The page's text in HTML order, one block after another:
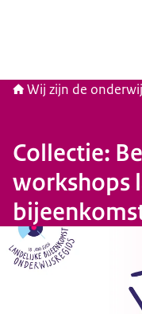
Wij zijn de
Collectie:
workshops